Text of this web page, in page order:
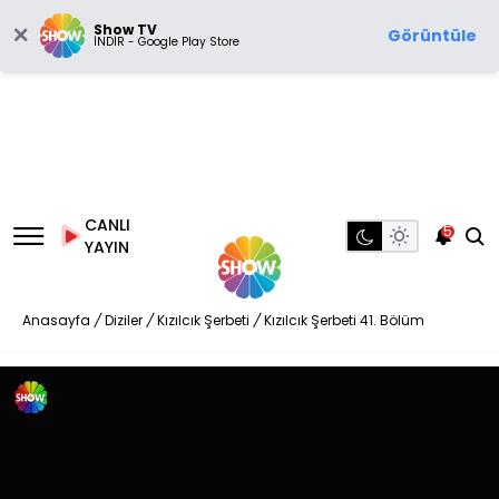
Show TV
İNDİR - Google Play Store Görüntüle
CANLI
YAYIN
5
Anasayfa / Diziler / Kızılcık Şerbeti / Kızılcık Şerbeti 41. Bölüm